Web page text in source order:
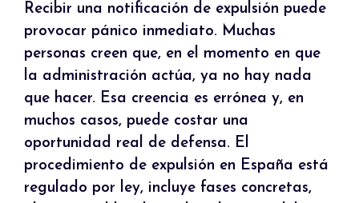
Recibir una notificación de expulsión puede
provocar pánico inmediato. Muchas
personas creen que, en el momento en que
la administración actúa, ya no hay nada
que hacer. Esa creencia es errónea y, en
muchos casos, puede costar una
oportunidad real de defensa. El
procedimiento de expulsión en España está
regulado por ley, incluye fases concretas,